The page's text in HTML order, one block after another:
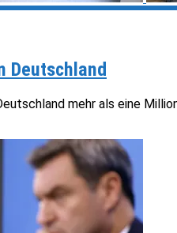
Deutschland
mehr als eine